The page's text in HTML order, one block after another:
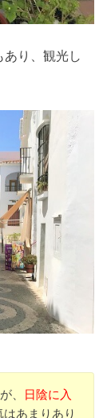
あり、観光し
、
日陰に入
あまりあり